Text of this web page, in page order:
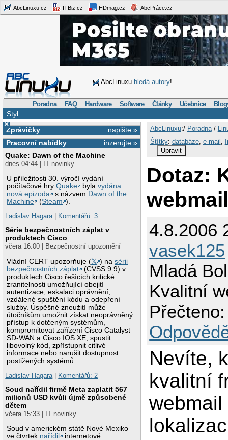
AbcLinuxu.cz ITBiz.cz HDmag.cz AbcPráce.cz
AbcLinuxu hledá autory!
Poradna FAQ Hardware Software Články Učebnice
Styl
×
napište »
Zprávičky
inzerujte »
Pracovní nabídky
Quake: Dawn of the Machine
dnes 04:44 | IT novinky
U příležitosti 30. výročí vydání
počítačové hryQuake bylavydána
nová epizoda
s názvem Dawn of the
Machine
(Steam ).
Ladislav Hagara| Komentářů: 3
Série bezpečnostních záplat v
produktech Cisco
včera 16:00 | Bezpečnostní upozornění
Vládní CERT upozorňuje (𝕏 ) nasérii
bezpečnostních záplat
(CVSS 9.9) v
produktech Cisco řešících kritické
zranitelnosti umožňující obejití
autentizace, eskalaci oprávnění,
vzdálené spuštění kódu a odepření
služby. Úspěšné zneužití může
útočníkům umožnit získat neoprávněný
přístup k dotčeným systémům,
kompromitovat zařízení Cisco Catalyst
SD-WAN a Cisco IOS XE, spustit
libovolný kód, zpřístupnit citlivé
informace nebo narušit dostupnost
postižených systémů.
Ladislav Hagara| Komentářů: 2
Soud nařídil firmě Meta zaplatit 567
milionů USD kvůli újmě způsobené
dětem
včera 15:33 | IT novinky
Soud v americkém státě Nové Mexiko
ve čtvrtek nařídil
internetové
AbcLinuxu:/ Poradna/
Štítky: databáze, e-mail
Upravit
Dotaz:
4.8.2006
vasek125
Mladá
Kvalitní
Nevíte,
kvalitní